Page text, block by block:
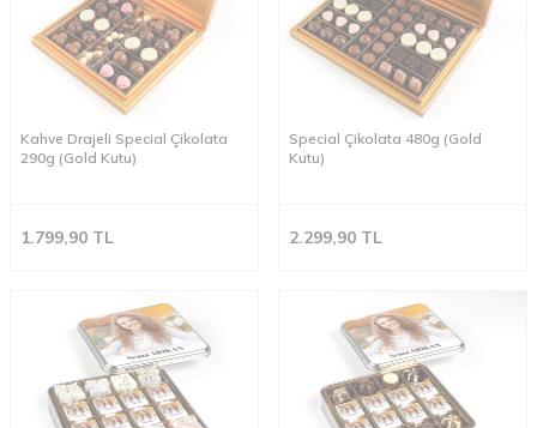
Kahve Drajeli Special Çikolata
290g (Gold Kutu)
1.799,90 TL
Special Çikolata 480g (Gold
Kutu)
2.299,90 TL